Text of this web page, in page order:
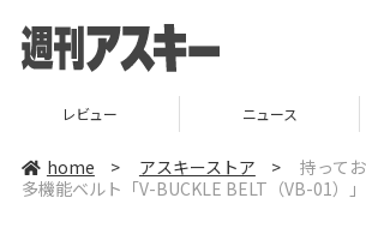
レビュー ニュース
home > アスキーストア >
持って
多機能ベルト「V-BUCKLE BELT（VB-01）」